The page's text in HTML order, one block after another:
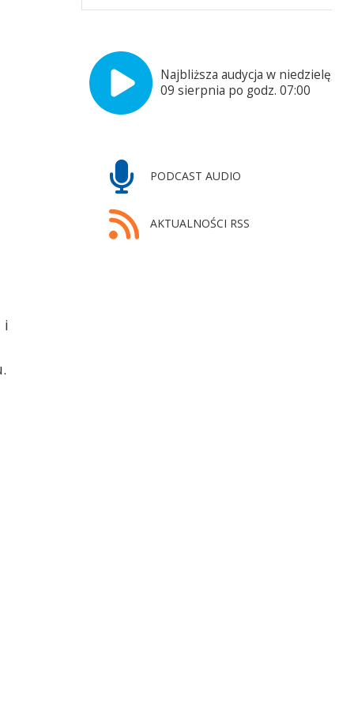
i
Najbliższa audycja w niedzielę,
09 sierpnia po godz. 07:00
PODCAST AUDIO
AKTUALNOŚCI RSS